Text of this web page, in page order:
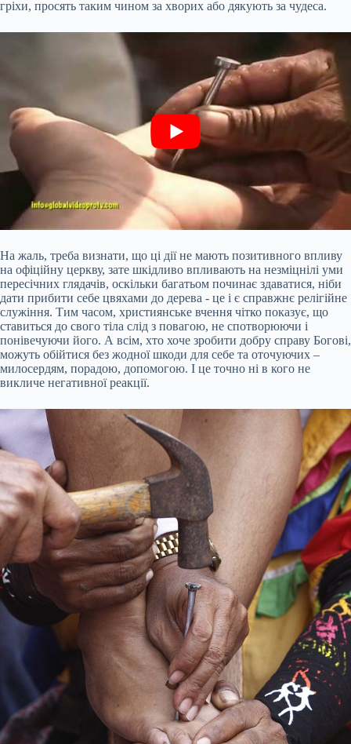
гріхи, просять таким чином за хворих або дякують за чудеса.
На жаль, треба визнати, що ці дії не мають позитивного впливу
на офіційну церкву, зате шкідливо впливають на незміцнілі уми
пересічних глядачів, оскільки багатьом починає здаватися, ніби
дати прибити себе цвяхами до дерева - це і є справжнє релігійне
служіння. Тим часом, християнське вчення чітко показує, що
ставиться до свого тіла слід з повагою, не спотворюючи і
понівечуючи його. А всім, хто хоче зробити добру справу Богові,
можуть обійтися без жодної шкоди для себе та оточуючих –
милосердям, порадою, допомогою. І це точно ні в кого не
викличе негативної реакції.